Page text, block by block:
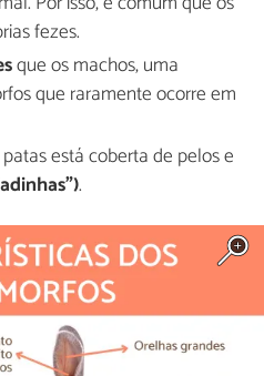
fezes.
que os machos, uma
que raramente ocorre em
está coberta de pelos e
.